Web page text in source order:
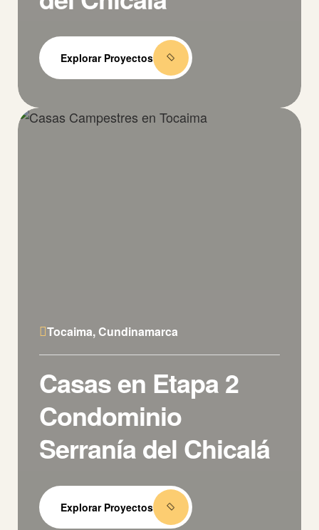
Explorar Proyectos
Tocaima, Cundinamarca
Casas en Etapa 2
Condominio
Serranía del Chicalá
Explorar Proyectos